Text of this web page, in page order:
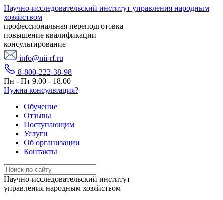
Научно-исследовательский институт управления народным
хозяйством
профессиональная переподготовка
повышение квалификации
консультирование
info@nii-rf.ru
8-800-222-38-98
Пн - Пт 9.00 - 18.00
Нужна консультация?
Обучение
Отзывы
Поступающим
Услуги
Об организации
Контакты
Научно-исследовательский институт
управления народным хозяйством